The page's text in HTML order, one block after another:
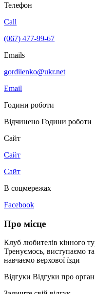
Телефон
Call
(067) 477-99-67
Emails
gordiienko@ukr.net
Email
Години роботи
Відчинено Години роботи
Сайт
Сайт
Сайт
В соцмережах
Facebook
Про місце
Клуб любителів кінного
Тренуємось, виступаємо
навчаємо верхової їзди
Відгуки Відгуки про